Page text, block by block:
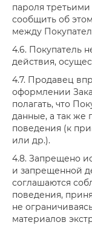
пароля
сообщить об
между
4.6. Покупатель
действия,
4.7. Продавец
оформлении
полагать, что
данные, а так же
поведения (к
или др.).
4.8. Запрещено
и запрещенной
соглашаются
поведения,
не
материалов